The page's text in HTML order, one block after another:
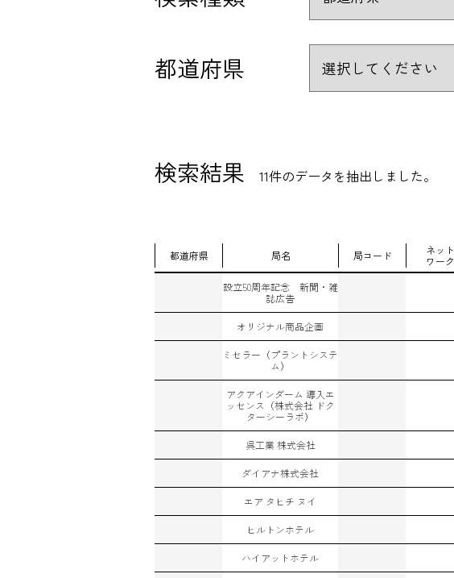
都道府県
検索結果 11件のデータを抽出しました。
都道府県 局名 局コード
ネット
ワーク
設立50周年記念 新聞・雑
誌広告
オリジナル商品企画
ミセラー（プラントシステ
ム）
アクアインダーム 導入エ
ッセンス（株式会社 ドク
ターシーラボ）
呉工業 株式会社
ダイアナ株式会社
エア タヒチ ヌイ
ヒルトンホテル
ハイアットホテル